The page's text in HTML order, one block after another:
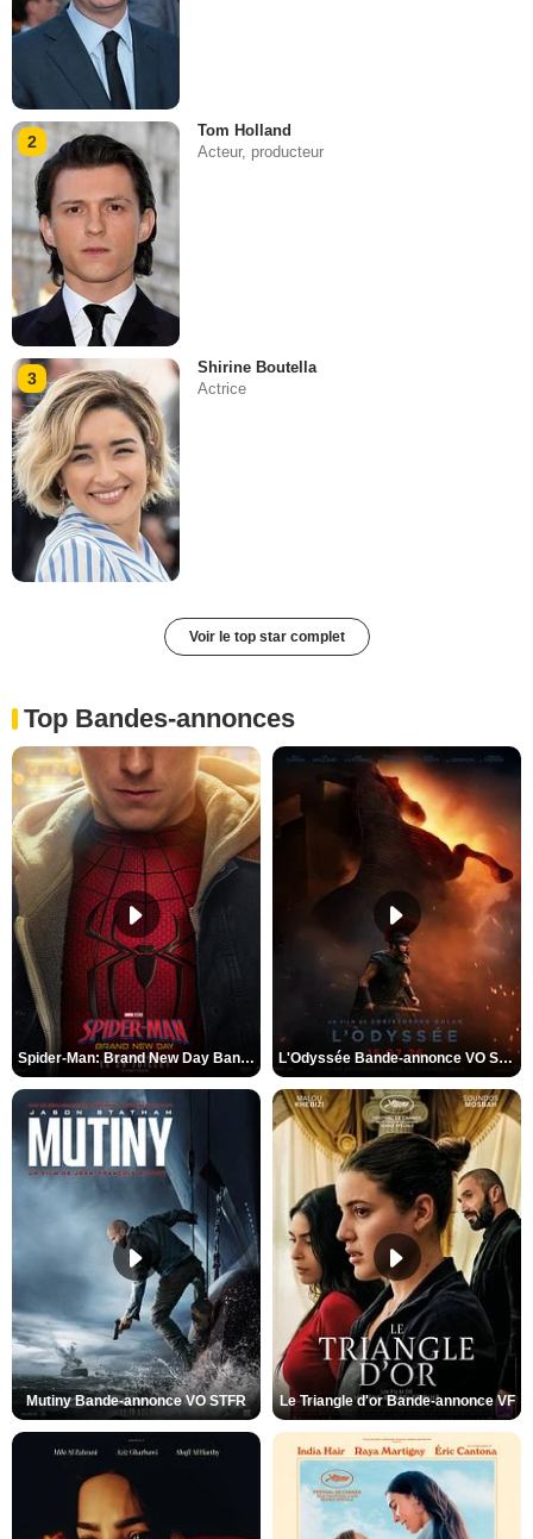
2
Tom Holland
Acteur, producteur
3
Shirine Boutella
Actrice
Voir le top star complet
Top Bandes-annonces
Spider-Man: Brand New Day Bande-annonce VO STFR L'Odyssée Bande-annonce VO STFR
Mutiny Bande-annonce VO STFR Le Triangle d'or Bande-annonce VF